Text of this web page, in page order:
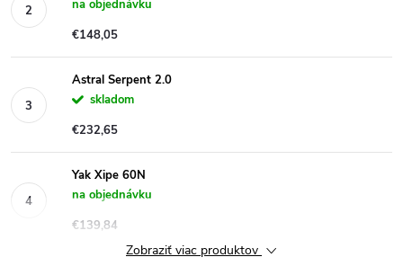
na objednávku
€148,05
Astral Serpent 2.0
skladom
€232,65
Yak Xipe 60N
na objednávku
€139,84
Zobraziť viac produktov